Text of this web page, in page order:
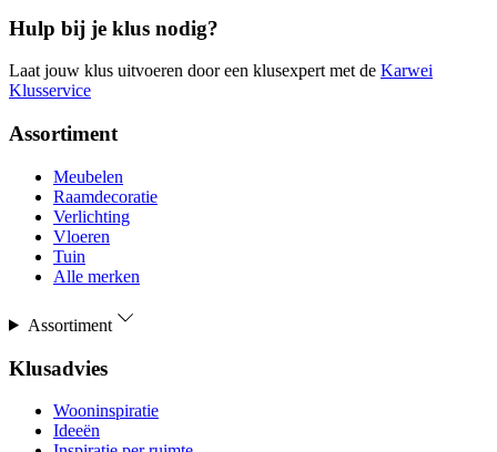
Hulp bij je klus nodig?
Laat jouw klus uitvoeren door een klusexpert met de Karwei
Klusservice
Assortiment
Meubelen
Raamdecoratie
Verlichting
Vloeren
Tuin
Alle merken
Assortiment
Klusadvies
Wooninspiratie
Ideeën